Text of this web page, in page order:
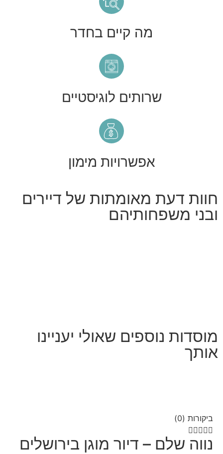
מה קיים בחדר
שרותים לוגיסטיים
אפשרויות מימון
חוות דעת מאומתות של דיירים
ובני משפחותיהם
מוסדות נוספים שאולי יעניינו
אותך
ביקורות (0)

נווה שלם – דיור מוגן בירושלים